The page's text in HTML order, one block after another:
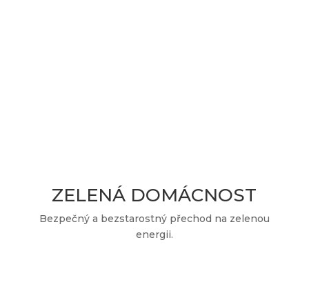
ZELENÁ DOMÁCNOST
Bezpečný a bezstarostný přechod na zelenou
energii.